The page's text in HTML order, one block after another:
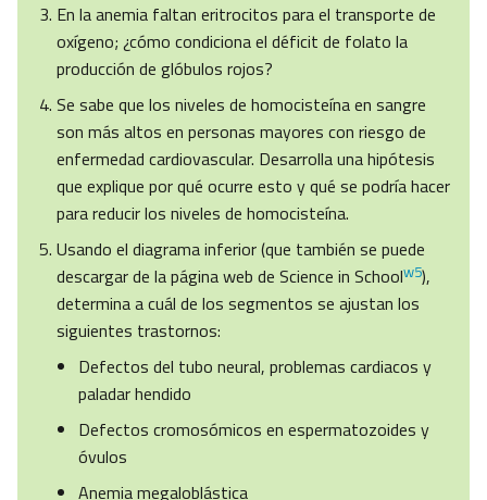
En la anemia faltan eritrocitos para el transporte de
oxígeno; ¿cómo condiciona el déficit de folato la
producción de glóbulos rojos?
Se sabe que los niveles de homocisteína en sangre
son más altos en personas mayores con riesgo de
enfermedad cardiovascular. Desarrolla una hipótesis
que explique por qué ocurre esto y qué se podría hacer
para reducir los niveles de homocisteína.
Usando el diagrama inferior (que también se puede
descargar de la página web de Science in Schoolw5),
determina a cuál de los segmentos se ajustan los
siguientes trastornos:
Defectos del tubo neural, problemas cardiacos y
paladar hendido
Defectos cromosómicos en espermatozoides y
óvulos
Anemia megaloblástica